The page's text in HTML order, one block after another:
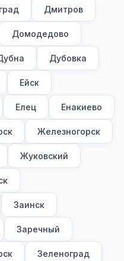
Дмитров
Домодедово
Дубовка
Ейск
Елец Енакиево
Железногорск
Жуковский
Заинск
Заречный
Зеленоград